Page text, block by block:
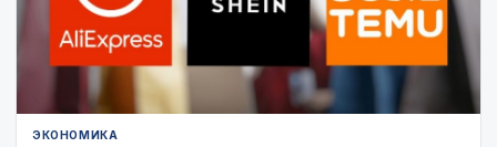
ЭКОНОМИКА